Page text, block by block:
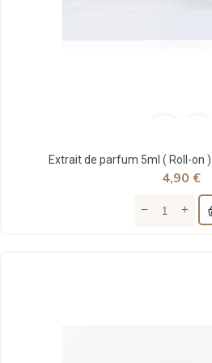
Extrait de parfum 5ml ( Roll-on
4,90 €